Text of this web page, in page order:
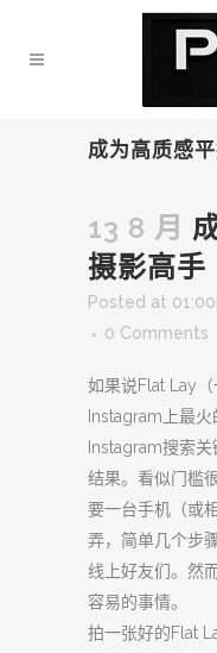
成为高质感
13 8 月
摄影高手
Posted at
0 Comments
如果说Flat Lay
Instagram上最
Instagram搜索
结果。看似门槛
要一台手机（或
弄，简单几个步
线上好友们。然
容易的事情。
拍一张好的Flat